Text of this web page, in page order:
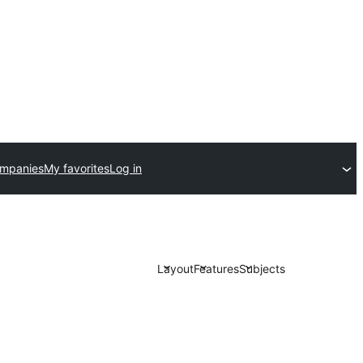
My favoritesLog in
LayoutFeaturesSubjects